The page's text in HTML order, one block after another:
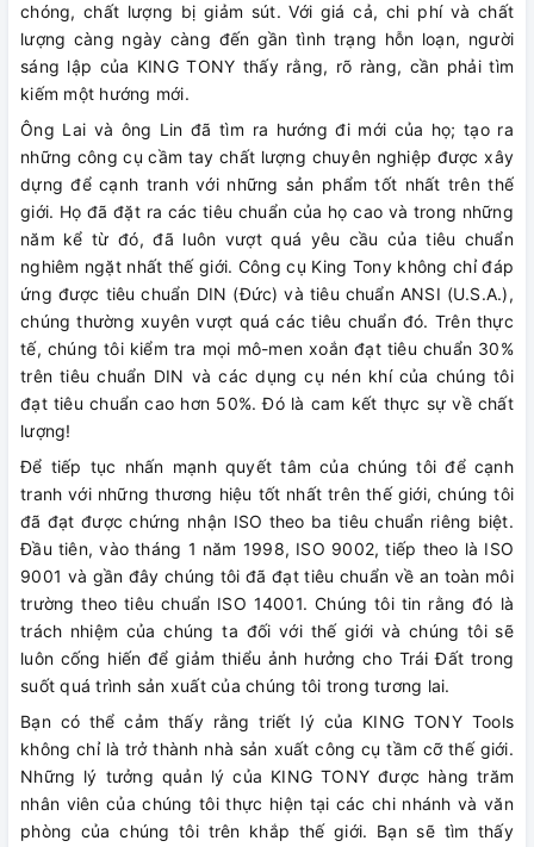
chóng, chất lượng bị giảm sút. Với giá cả, chi phí và chất
lượng càng ngày càng đến gần tình trạng hỗn loạn, người
sáng lập của KING TONY thấy rằng, rõ ràng, cần phải tìm
kiếm một hướng mới.
Ông Lai và ông Lin đã tìm ra hướng đi mới của họ; tạo ra
những công cụ cầm tay chất lượng chuyên nghiệp được xây
dựng để cạnh tranh với những sản phẩm tốt nhất trên thế
giới. Họ đã đặt ra các tiêu chuẩn của họ cao và trong những
năm kể từ đó, đã luôn vượt quá yêu cầu của tiêu chuẩn
nghiêm ngặt nhất thế giới. Công cụ King Tony không chỉ đáp
ứng được tiêu chuẩn DIN (Đức) và tiêu chuẩn ANSI (U.S.A.),
chúng thường xuyên vượt quá các tiêu chuẩn đó. Trên thực
tế, chúng tôi kiểm tra mọi mô-men xoắn đạt tiêu chuẩn 30%
trên tiêu chuẩn DIN và các dụng cụ nén khí của chúng tôi
đạt tiêu chuẩn cao hơn 50%. Đó là cam kết thực sự về chất
lượng!
Để tiếp tục nhấn mạnh quyết tâm của chúng tôi để cạnh
tranh với những thương hiệu tốt nhất trên thế giới, chúng tôi
đã đạt được chứng nhận ISO theo ba tiêu chuẩn riêng biệt.
Đầu tiên, vào tháng 1 năm 1998, ISO 9002, tiếp theo là ISO
9001 và gần đây chúng tôi đã đạt tiêu chuẩn về an toàn môi
trường theo tiêu chuẩn ISO 14001. Chúng tôi tin rằng đó là
trách nhiệm của chúng ta đối với thế giới và chúng tôi sẽ
luôn cống hiến để giảm thiểu ảnh hưởng cho Trái Đất trong
suốt quá trình sản xuất của chúng tôi trong tương lai.
Bạn có thể cảm thấy rằng triết lý của KING TONY Tools
không chỉ là trở thành nhà sản xuất công cụ tầm cỡ thế giới.
Những lý tưởng quản lý của KING TONY được hàng trăm
nhân viên của chúng tôi thực hiện tại các chi nhánh và văn
phòng của chúng tôi trên khắp thế giới. Bạn sẽ tìm thấy